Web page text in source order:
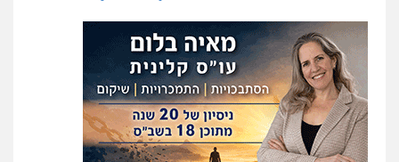
עו"ד אילן אלימלך
פלילי פשיעה חמורה תעבורה
0522992110
עו"ד שאדי נאטור
פלילי פשיעה חמורה מעצרים וחקירות